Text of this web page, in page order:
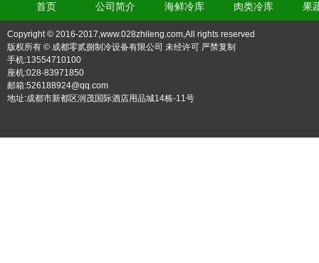
首页 公司简介 海鲜冷库 肉类冷库 果
Copyright © 2016-2017,www.028zhileng.com,All rights reserved
版权所有 © 成都零贰捌制冷设备有限公司 未经许可 严禁复制
手机:13554710100
座机:028-83971850
邮箱:526188924@qq.com
地址:成都市新都区润茂国际酒店用品城14栋-11号